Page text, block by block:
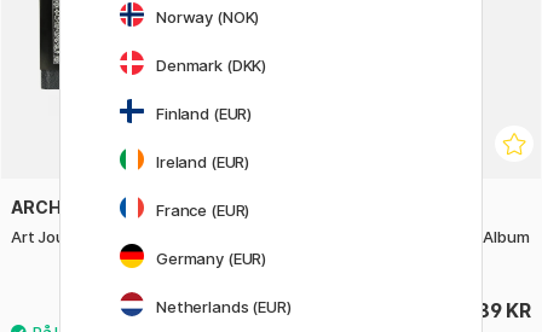
ARCHES
Art Journal Akvarell HP 21x14 cm
479 KR
Watercolor ART collection Album
489 KR
Norway (NOK)
Denmark (DKK)
Finland (EUR)
Ireland (EUR)
France (EUR)
Germany (EUR)
Netherlands (EUR)